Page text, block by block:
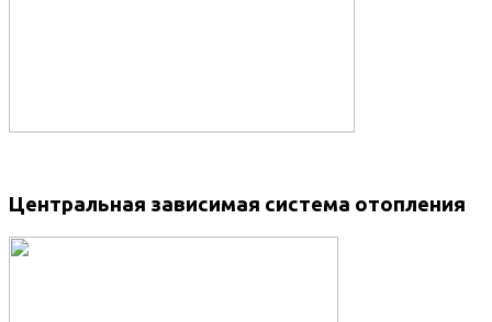
Центральная зависимая система отопления